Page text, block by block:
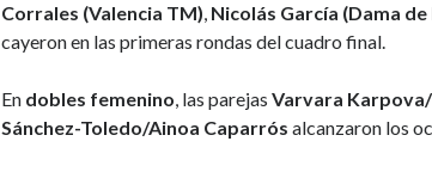
Corrales (Valencia TM), Nicolás García (Dama de
cayeron en las primeras rondas del cuadro final.
En dobles femenino, las parejasVarvara
Sánchez-Toledo/Ainoa Caparrós alcanzaron los